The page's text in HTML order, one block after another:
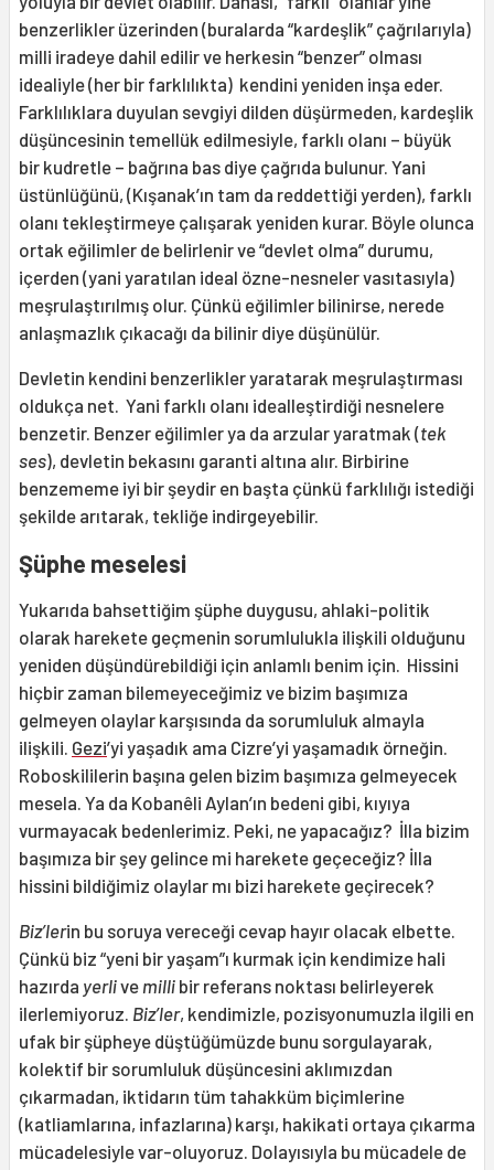
benzerlikler üzerinden (buralarda “kardeşlik” çağrılarıyla)
milli iradeye dahil edilir ve herkesin “benzer” olması
idealiyle (her bir farklılıkta) kendini yeniden inşa eder.
Farklılıklara duyulan sevgiyi dilden düşürmeden, kardeşlik
düşüncesinin temellük edilmesiyle, farklı olanı – büyük
bir kudretle – bağrına bas diye çağrıda bulunur. Yani
üstünlüğünü, (Kışanak’ın tam da reddettiği yerden), farklı
olanı tekleştirmeye çalışarak yeniden kurar. Böyle olunca
ortak eğilimler de belirlenir ve “devlet olma” durumu,
içerden (yani yaratılan ideal özne-nesneler vasıtasıyla)
meşrulaştırılmış olur. Çünkü eğilimler bilinirse, nerede
anlaşmazlık çıkacağı da bilinir diye düşünülür.
Devletin kendini benzerlikler yaratarak meşrulaştırması
oldukça net. Yani farklı olanı idealleştirdiği nesnelere
benzetir. Benzer eğilimler ya da arzular yaratmak (tek
ses), devletin bekasını garanti altına alır. Birbirine
benzememe iyi bir şeydir en başta çünkü farklılığı istediği
şekilde arıtarak, tekliğe indirgeyebilir.
Şüphe meselesi
Yukarıda bahsettiğim şüphe duygusu, ahlaki-politik
olarak harekete geçmenin sorumlulukla ilişkili olduğunu
yeniden düşündürebildiği için anlamlı benim için. Hissini
hiçbir zaman bilemeyeceğimiz ve bizim başımıza
gelmeyen olaylar karşısında da sorumluluk almayla
ilişkili. Gezi’yi yaşadık ama Cizre’yi yaşamadık örneğin.
Roboskililerin başına gelen bizim başımıza gelmeyecek
mesela. Ya da Kobanêli Aylan’ın bedeni gibi, kıyıya
vurmayacak bedenlerimiz. Peki, ne yapacağız? İlla bizim
başımıza bir şey gelince mi harekete geçeceğiz? İlla
hissini bildiğimiz olaylar mı bizi harekete geçirecek?
Biz’lerin bu soruya vereceği cevap hayır olacak elbette.
Çünkü biz “yeni bir yaşam”ı kurmak için kendimize hali
hazırda yerlive milli bir referans noktası belirleyerek
ilerlemiyoruz. Biz’ler, kendimizle, pozisyonumuzla ilgili en
ufak bir şüpheye düştüğümüzde bunu sorgulayarak,
kolektif bir sorumluluk düşüncesini aklımızdan
çıkarmadan, iktidarın tüm tahakküm biçimlerine
(katliamlarına, infazlarına) karşı, hakikati ortaya çıkarma
mücadelesiyle var-oluyoruz. Dolayısıyla bu mücadele de